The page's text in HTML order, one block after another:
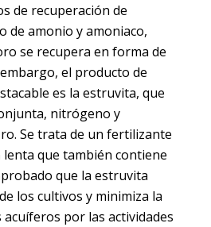
de recuperación de
de amonio y amoniaco,
se recupera en forma de
el producto de
es la estruvita, que
nitrógeno y
Se trata de un fertilizante
que también contiene
que la estruvita
los cultivos y minimiza la
por las actividades